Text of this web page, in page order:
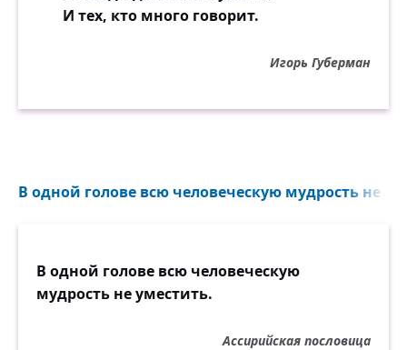
И тех, кто много говорит.
Игорь Губерман
В одной голове всю человеческую мудрость не
В одной голове всю человеческую
мудрость не уместить.
Ассирийская пословица